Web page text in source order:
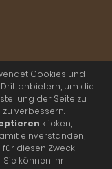
Cookies und
um die
der Seite zu
verbessern.
klicken,
einverstanden,
diesen Zweck
können Ihr